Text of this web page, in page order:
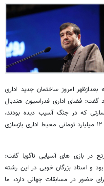
بعدازظهر امروز ساختمان جدید اداری
گفت: فضای اداری فدراسیون هندبال
که در جنگ آسیب دیده بودند،
اقدام جهادی صورت گرفت و با صرف هزینه ۱۲ میلیارد تومانی محیط اداری بازسازی
در بازی های آسیایی ناگویا گفت:
و استاد بزرگان خوبی در این رشته
حضور در مسابقات جهانی دارد، ما